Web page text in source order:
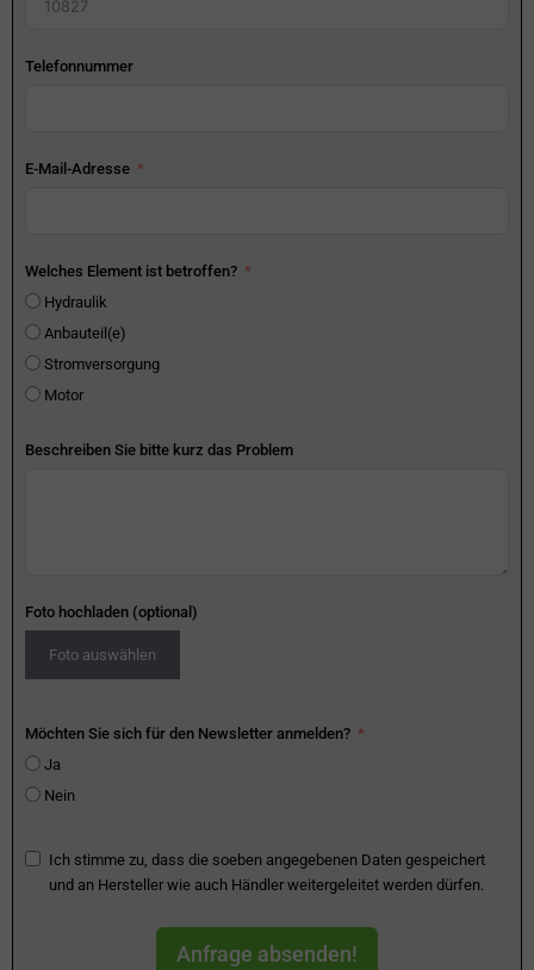
Telefonnummer
E-Mail-Adresse
Welches Element ist betroffen?
Hydraulik
Anbauteil(e)
Stromversorgung
Motor
Beschreiben Sie bitte kurz das Problem
Foto hochladen (optional)
Foto auswählen
Möchten Sie sich für den Newsletter anmelden?
Ja
Nein
Ich stimme zu, dass die soeben angegebenen Daten gespeichert
und an Hersteller wie auch Händler weitergeleitet werden dürfen.
Anfrage absenden!